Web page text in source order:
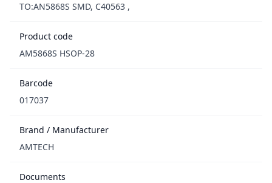
TO:AN5868S SMD, C40563 ,
Product code
AM5868S HSOP-28
Barcode
017037
Brand / Manufacturer
AMTECH
Documents